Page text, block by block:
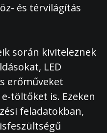
és térvilágítás
során kiviteleznek
LED
erőműveket
töltőket is. Ezeken
feladatokban,